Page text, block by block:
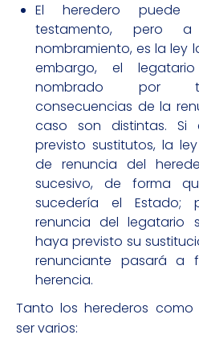
El heredero puede
testamento, pero
nombramiento, es la ley
embargo, el
nombrado por
consecuencias de la
caso son distintas.
previsto sustitutos, la
de renuncia del
sucesivo, de forma
sucedería el
renuncia del legatario
haya previsto su
renunciante pasará a
herencia.
Tanto los herederos
ser varios: